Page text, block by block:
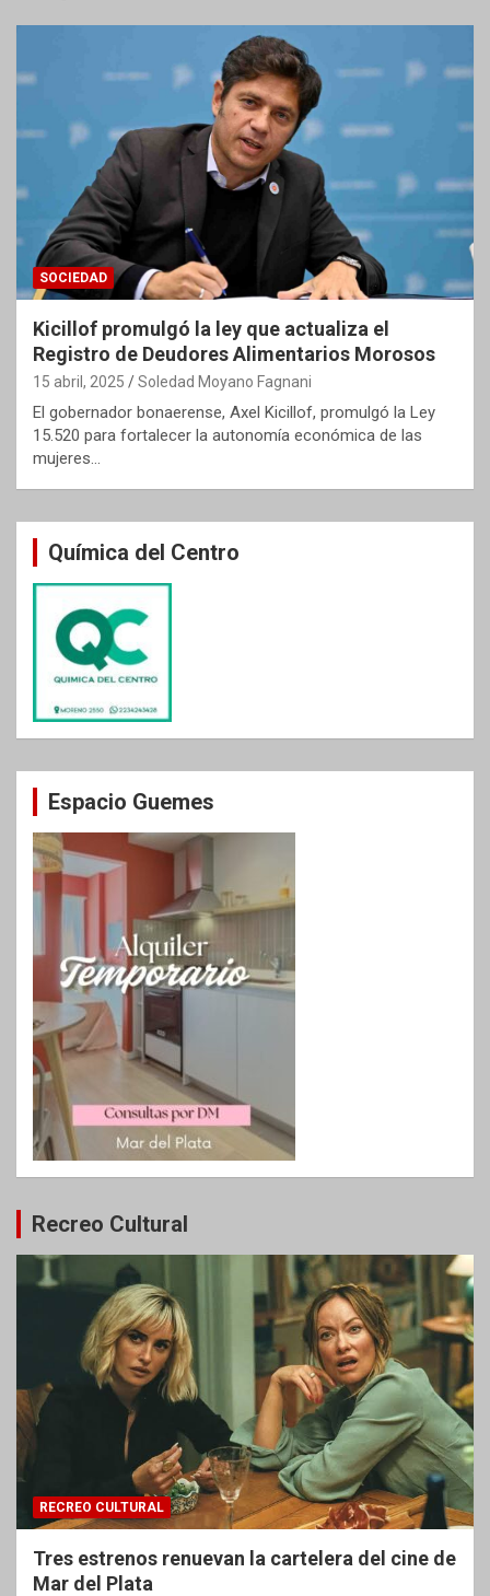
SOCIEDAD
Kicillof promulgó la ley que actualiza el
Registro de Deudores Alimentarios Morosos
15 abril, 2025 Soledad Moyano Fagnani
El gobernador bonaerense, Axel Kicillof, promulgó la Ley
15.520 para fortalecer la autonomía económica de las
mujeres…
Química del Centro
Espacio Guemes
Recreo Cultural
RECREO CULTURAL
Tres estrenos renuevan la cartelera del cine de
Mar del Plata